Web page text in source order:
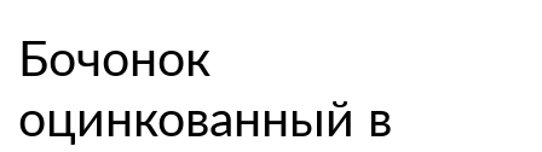
Бочонок
оцинкованный в